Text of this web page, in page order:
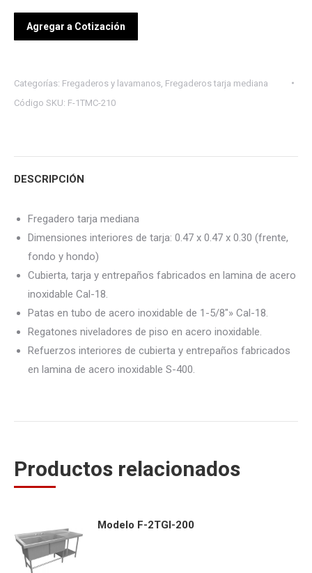
Agregar a Cotización
Categorías: Fregaderos y lavamanos Fregaderos tarja mediana
Código SKU: F-1TMC-210
DESCRIPCIÓN
Fregadero tarja mediana
Dimensiones interiores de tarja: 0.47 x 0.47 x 0.30 (frente,
fondo y hondo)
Cubierta, tarja y entrepaños fabricados en lamina de acero
inoxidable Cal-18.
Patas en tubo de acero inoxidable de 1-5/8″» Cal-18.
Regatones niveladores de piso en acero inoxidable.
Refuerzos interiores de cubierta y entrepaños fabricados
en lamina de acero inoxidable S-400.
Productos relacionados
Modelo F-2TGI-200